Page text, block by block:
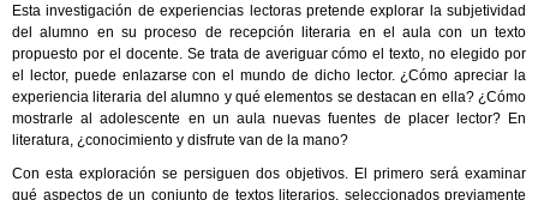
Esta investigación de experiencias lectoras pretende explorar la subjetividad
del alumno en su proceso de recepción literaria en el aula con un texto
propuesto por el docente. Se trata de averiguar cómo el texto, no elegido por
el lector, puede enlazarse con el mundo de dicho lector. ¿Cómo apreciar la
experiencia literaria del alumno y qué elementos se destacan en ella? ¿Cómo
mostrarle al adolescente en un aula nuevas fuentes de placer lector? En
literatura, ¿conocimiento y disfrute van de la mano?
Con esta exploración se persiguen dos objetivos. El primero será examinar
qué aspectos de un conjunto de textos literarios, seleccionados previamente